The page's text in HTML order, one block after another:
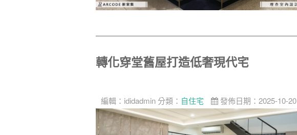
轉化穿堂舊屋打造低奢現代宅
編輯： ididadmin 分類： 自住宅 發佈日期：2025-10-20